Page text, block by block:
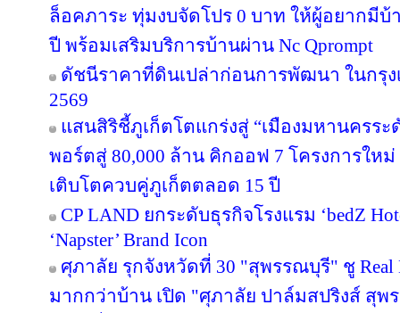
ล็อคภาระ ทุ่มงบจัดโปร 0 บาท ให้ผู้อยากมีบ้
ปี พร้อมเสริมบริการบ้านผ่าน Nc Qprompt
ดัชนีราคาที่ดินเปล่าก่อนการพัฒนา ในกรุ
2569
แสนสิริชี้ภูเก็ตโตแกร่งสู่ “เมืองมหานครร
พอร์ตสู่ 80,000 ล้าน คิกออฟ 7 โครงการให
เติบโตควบคู่ภูเก็ตตลอด 15 ปี
CP LAND ยกระดับธุรกิจโรงแรม ‘bedZ
‘Napster’ Brand Icon
ศุภาลัย รุกจังหวัดที่ 30 "สุพรรณบุรี" ชู Real
มากกว่าบ้าน เปิด "ศุภาลัย ปาล์มสปริงส์ สุ